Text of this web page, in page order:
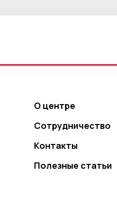
О центре
Сотрудничество
Контакты
Полезные статьи